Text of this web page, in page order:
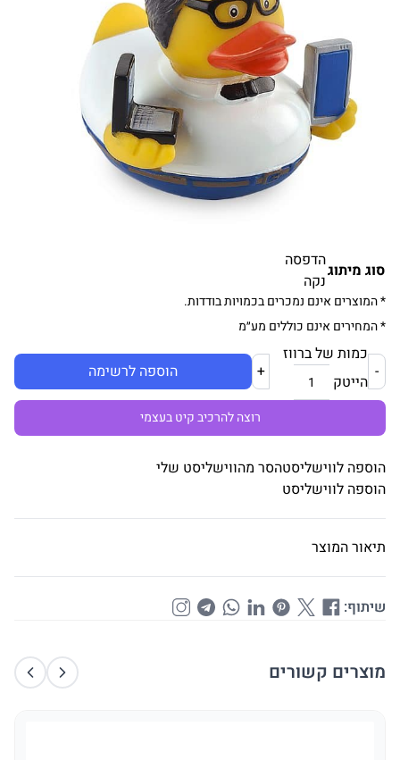
סוג מיתוג הדפסה
נקה
* המוצרים אינם נמכרים בכמויות בודדות.
* המחירים אינם כוללים מע״מ
כמות של ברווז
הייטק
הוספה לרשימה
רוצה להרכיב קיט בעצמי
הוספה לווישליסטהסר מהווישליסט שלי
הוספה לווישליסט
תיאור המוצר
שיתוף:
מוצרים קשורים